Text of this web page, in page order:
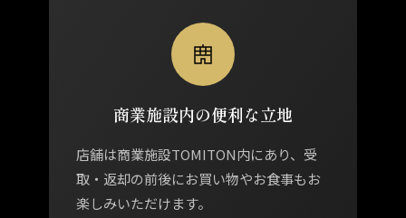
商業施設内の便利な立地
店舗は商業施設TOMITON内にあり、受
取・返却の前後にお買い物やお食事もお
楽しみいただけます。